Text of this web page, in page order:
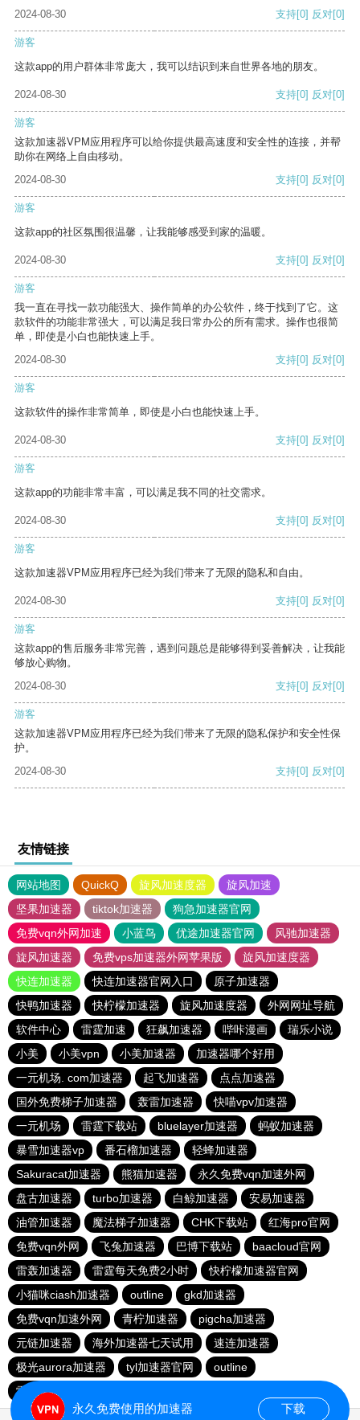
2024-08-30 支持[0] 反对[0]
游客
这款app的用户群体非常庞大，我可以结识到来自世界各地的朋友。
2024-08-30 支持[0] 反对[0]
游客
这款加速器VPM应用程序可以给你提供最高速度和安全性的连接，并帮
助你在网络上自由移动。
2024-08-30
支持[0] 反对[0]
游客
这款app的社区氛围很温馨，让我能够感受到家的温暖。
2024-08-30 支持[0] 反对[0]
游客
我一直在寻找一款功能强大、操作简单的办公软件，终于找到了它。这
款软件的功能非常强大，可以满足我日常办公的所有需求。操作也很简
单，即使是小白也能快速上手。
2024-08-30
支持[0] 反对[0]
游客
这款软件的操作非常简单，即使是小白也能快速上手。
2024-08-30 支持[0] 反对[0]
游客
这款app的功能非常丰富，可以满足我不同的社交需求。
2024-08-30 支持[0] 反对[0]
游客
这款加速器VPM应用程序已经为我们带来了无限的隐私和自由。
2024-08-30 支持[0] 反对[0]
游客
这款app的售后服务非常完善，遇到问题总是能够得到妥善解决，让我能
够放心购物。
2024-08-30
支持[0] 反对[0]
游客
这款加速器VPM应用程序已经为我们带来了无限的隐私保护和安全性保
护。
2024-08-30
支持[0] 反对[0]
友情链接
网站地图 QuickQ 旋风加速度器
旋风加速
坚果加速器
tiktok加速器
狗急加速器官网
免费vqn外网加速
小蓝鸟 优途加速器官网
风驰加速器
旋风加速器
免费vps加速器外网苹果版
旋风加速度器
快连加速器
快连加速器官网入口
原子加速器
快鸭加速器
快柠檬加速器 旋风加速度器
外网网址导航
软件中心
雷霆加速 狂飙加速器 哔咔漫画
瑞乐小说
小美
小美vpn 小美加速器
加速器哪个好用
一元机场. com加速器
起飞加速器
点点加速器
国外免费梯子加速器
轰雷加速器
快喵vpv加速器
一元机场
雷霆下载站 bluelayer加速器
蚂蚁加速器
暴雪加速器vp
番石榴加速器
轻蜂加速器
Sakuracat加速器
熊猫加速器
永久免费vqn加速外网
盘古加速器
turbo加速器 白鲸加速器
安易加速器
油管加速器
魔法梯子加速器 CHK下载站
红海pro官网
免费vqn外网
飞兔加速器 巴博下载站
baacloud官网
雷轰加速器
雷霆每天免费2小时
快柠檬加速器官网
小猫咪ciash加速器
outline
gkd加速器
免费vqn加速外网
青柠加速器
pigcha加速器
元链加速器
海外加速器七天试用
速连加速器
极光aurora加速器
tyl加速器官网
outline
雷霆加速免费永久
永久免费使用的加速器 下载